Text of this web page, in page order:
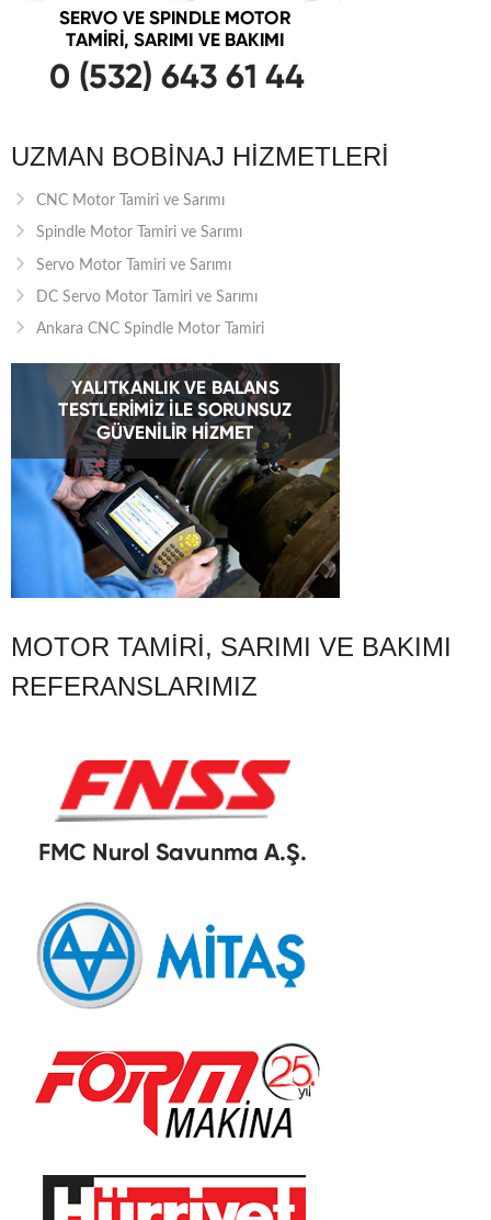
UZMAN BOBINAJ HIZMETLERI
CNC Motor Tamiri ve Sarımı
Spindle Motor Tamiri ve Sarımı
Servo Motor Tamiri ve Sarımı
DC Servo Motor Tamiri ve Sarımı
Ankara CNC Spindle Motor Tamiri
MOTOR TAMIRI, SARIMI VE BAKIMI
REFERANSLARIMIZ